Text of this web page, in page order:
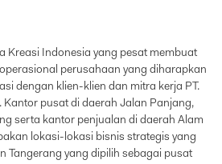
Kreasi Indonesia yang pesat membuat
perusahaan yang diharapkan
dengan klien-klien dan mitra kerja PT.
Kantor pusat di daerah Jalan Panjang,
serta kantor penjualan di daerah Alam
lokasi-lokasi bisnis strategis yang
Tangerang yang dipilih sebagai pusat